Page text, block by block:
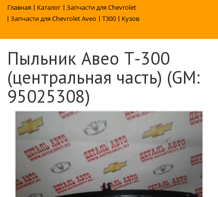
Главная | Каталог | Запчасти для Chevrolet
| Запчасти для Chevrolet Aveo | T300 | Кузов
Пыльник Авео Т-300
(центральная часть) (GM:
95025308)